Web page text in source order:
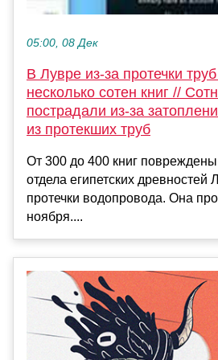
05:00, 08 Дек
В Лувре из-за протечки
несколько сотен книг //
пострадали из-за
из протекших труб
От 300 до 400 книг
отдела египетских древностей
протечки водопровода. Она
ноября....